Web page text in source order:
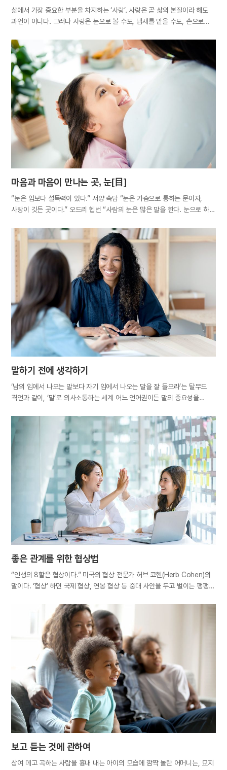
삶에서 가장 중요한 부분을 차지하는 ‘사랑’. 사랑은 곧 삶의 본질이라 해도
과언이 아니다. 그러나 사랑은 눈으로 볼 수도, 냄새를 맡을 수도, 손으로
상자에 포장해 건네줄 수도 없는 노릇이다. 그렇다면 우리는 어떨 때 사랑을
느끼고, 또 어떤 방법으로 전할 수 있을까. 사랑은 ‘마음×표현’이라는
공식으로 성립된다. 사랑하는 마음은 표현할 때 수면 위로 드러나 세상을
변화시키는 놀라운 묘약이 된다. 사랑하는 마음이 100이라도 표현이 0이면
아무 소용 없다. 아무리 가까운 사이라도 상대는 내가 아니기에 나의 마음을
온전히 알지 못하기 때문이다. 강아지는 좋아하는 대상에게 꼬리를 살랑살랑
흔들며 눈을 맞춘다. 고래는 감미로운 노래를 부르고, 원숭이는 털을 정리해
준다. 펭귄은 돌멩이를 갖다 준다. 동물들도 그들만의 방식으로 사랑을
표현한다. 상대에게 화가 나거나 실망했을 때는 쉽게 표현하면서도 사랑은…
마음과 마음이 만나는 곳, 눈[目]
“눈은 입보다 설득력이 있다.” 서양 속담 “눈은 가슴으로 통하는 문이자,
사랑이 깃든 곳이다.” 오드리 헵번 “사람의 눈은 많은 말을 한다. 눈으로 하는
밖을 내다보게도, 밖에서 안을 들여다보게도 하는 창문. 사방이 벽으로
둘러싸여도 창이 있으면 집은 햇살과 바람이 드나들어 밝고 쾌적한 공간이
된다. 우리 인체에도 창문과 같은 기능을 담당하는 기관이 있다. 바로, 눈[目]
이다. ‘몸이 천 냥이면 눈은 구백 냥’이라 할 만큼 눈은 몸에서 매우 중요한
역할을 한다. 감각기관 중 눈은 뇌에 가장 많은 일감(?)을 전달하는데, 뇌가
처리하는 정보의 약 80%가 시각을 통해 입력된다. 눈은 우리가 세상을 보고
사물을 인지하도록 도울 뿐만 아니라, 타인에게 내면을 보여주는 창구가
되기도 한다. ‘눈은 마음의 창(窓)’이라는 말이 있듯, 눈에는 그 사람의 감정이
그대로…
말하기 전에 생각하기
‘남의 입에서 나오는 말보다 자기 입에서 나오는 말을 잘 들으라’는 탈무드
격언과 같이, ‘말’로 의사소통하는 세계 어느 언어권이든 말의 중요성을
최상의 도구이지만 한편으로는 상대의 마음에 상처를 남기고 오해와 분쟁을
낳는 불씨가 된다는 사실을, 언어는 달라도 오랜 세월 체득한 교훈은
상통한다. 대화는 상호작용이다. 즉, 말하는 사람과 듣는 사람이 있다. 공
주고받기 놀이에서 공이 의지와 달리 엉뚱한 방향으로 던져질 수 있듯, 말도
마찬가지다. 서로의 입장이나 사고방식·가치관 등이 다른 까닭에 한쪽에서
나간 말이 상대에게 의도치 않은 내용으로 전달되기도 하고, 상대방이 한
말에 나쁜 뜻이 없음을 알면서도 언짢을 때도 있다. 이처럼 의도와 상관없이
결과적으로 누군가를 불쾌하게 만들고 자신에게도 후회를 남기는 것이
‘말실수’다. 던져진 공처럼, 말은 한번 내뱉으면 주워 담을 수 없기에 입
밖으로…
좋은 관계를 위한 협상법
“인생의 8할은 협상이다.” 미국의 협상 전문가 허브 코헨(Herb Cohen)의
말이다. ‘협상’ 하면 국제 협상, 연봉 협상 등 중대 사안을 두고 벌이는 팽팽한
임무가 아니다. 시장에서 마음에 드는 물건의 값을 깎는 일, 직장에서 동료와
점심 메뉴를 정하는 일, 심지어 가정에서 가족들과 집안일을 분담하는 일,
자녀의 용돈을 정하는 일처럼 개인 간의 이견을 좁히는 일도 협상에 속한다.
격식을 갖춰 딱딱한 탁자에 마주 앉지 않더라도, 허브 코헨의 말처럼 일상이
협상의 연속인 셈이다. 무엇이든 원하는 바를 자기 스스로 충족할 수 있거나
쌍방 간의 욕구가 언제나 일치한다면 세상에 갈등은 존재하지 않을 터.
그러나 현실은 혼자만의 힘으로는 이루기 힘든 일이 더 많고, 서로의 의견이
상충해 어느 쪽도 쉽게 물러날 수 없는 경우가 비일비재하다. 살아가면서
끊임없이 맞닥뜨리게 되는 크고…
보고 듣는 것에 관하여
상여 메고 곡하는 사람을 흉내 내는 아이의 모습에 깜짝 놀란 어머니는, 묘지